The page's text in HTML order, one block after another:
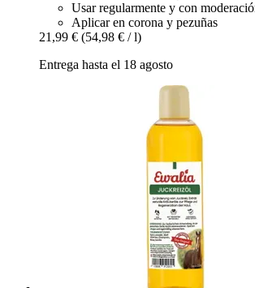
Usar regularmente y con
Aplicar en corona y pezuñas
21,99 € (54,98 € / l)
Entrega hasta el 18 agosto